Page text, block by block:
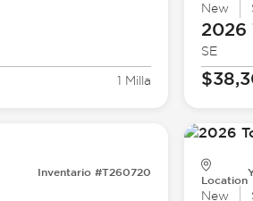
1 Milla
New
2026
SE
Inventario #T260720
Location
New